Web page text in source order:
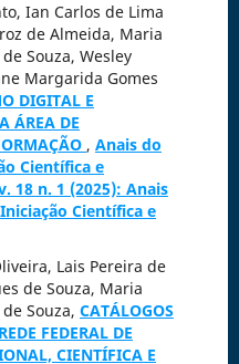
Ian Carlos de Lima
de Almeida, Maria
Souza, Wesley
Margarida Gomes
DIGITAL E
ÁREA DE
, Anais do
Científica e
18 n. 1 (2025): Anais
Científica e
Lais Pereira de
de Souza, Maria
Souza, CATÁLOGOS
FEDERAL DE
CIENTÍFICA E